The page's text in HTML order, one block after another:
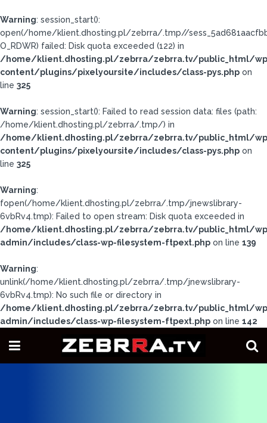
Warning: session_start():
open(/home/klient.dhosting.pl/zebrra/.tmp//
O_RDWR) failed: Disk quota exceeded (122) in
/home/klient.dhosting.pl/zebrra/zebrra.tv/public_html/
content/plugins/pixelyoursite/includes/class-pys.php on
line 325
Warning: session_start(): Failed to read session data: files (path:
/home/klient.dhosting.pl/zebrra/.tmp/) in
/home/klient.dhosting.pl/zebrra/zebrra.tv/public_html/
content/plugins/pixelyoursite/includes/class-pys.php on
line 325
Warning:
fopen(/home/klient.dhosting.pl/zebrra/.tmp/jnewslibrary-
6vbRv4.tmp): Failed to open stream: Disk quota exceeded in
/home/klient.dhosting.pl/zebrra/zebrra.tv/public_html/
admin/includes/class-wp-filesystem-ftpext.php on line 139
Warning:
unlink(/home/klient.dhosting.pl/zebrra/.tmp/jnewslibrary-
6vbRv4.tmp): No such file or directory in
/home/klient.dhosting.pl/zebrra/zebrra.tv/public_html/
admin/includes/class-wp-filesystem-ftpext.php on line 142